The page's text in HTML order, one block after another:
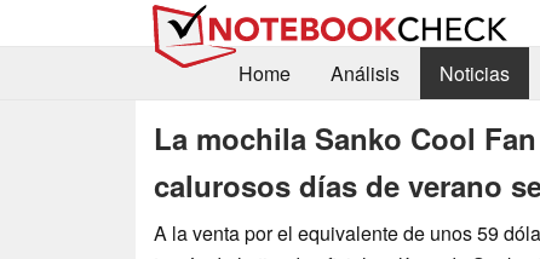
Home
Análisis Noticias
La mochila Sanko Cool
calurosos días de verano
A la venta por el equivalente de unos 59